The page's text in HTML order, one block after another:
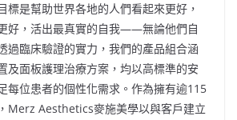
標是幫助世界各地的人們看起來更好，
好，活出最真實的自我——無論他們自
過臨床驗證的實力，我們的產品組合涵
及面板護理治療方案，均以高標準的安
每位患者的個性化需求。作為擁有逾115
Merz Aesthetics麥施美學以與客戶建立